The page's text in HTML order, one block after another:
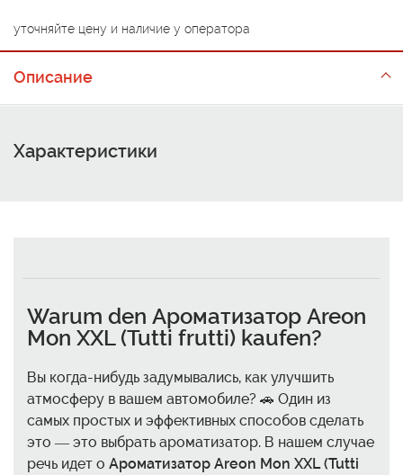
уточняйте цену и наличие у оператора
Описание
Характеристики
Warum den Ароматизатор Areon
Mon XXL (Tutti frutti) kaufen?
Вы когда-нибудь задумывались, как улучшить
атмосферу в вашем автомобиле? 🚗 Один из
самых простых и эффективных способов сделать
это — это выбрать ароматизатор. В нашем случае
речь идет о Ароматизатор Areon Mon XXL (Tutti